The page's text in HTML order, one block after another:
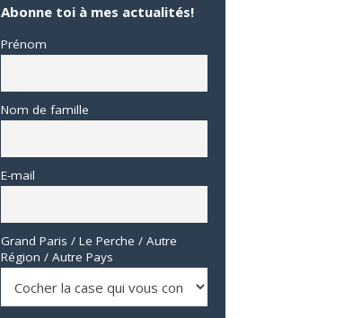
Abonne toi à mes actualités!
Prénom
Nom de famille
E-mail
Grand Paris / Le Perche / Autre
Région / Autre Pays